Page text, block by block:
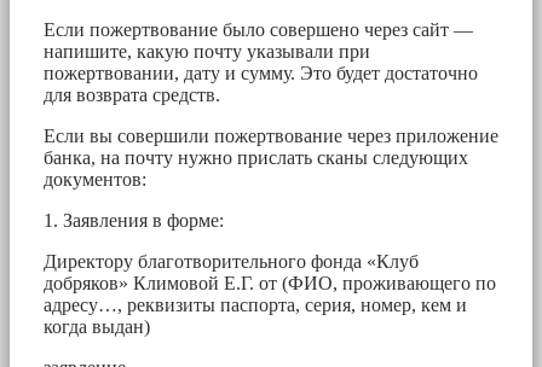
Если пожертвование было совершено через сайт —
напишите, какую почту указывали при
пожертвовании, дату и сумму. Это будет достаточно
для возврата средств.
Если вы совершили пожертвование через приложение
банка, на почту нужно прислать сканы следующих
документов:
1. Заявления в форме:
Директору благотворительного фонда «Клуб
добряков» Климовой Е.Г. от (ФИО, проживающего по
адресу…, реквизиты паспорта, серия, номер, кем и
когда выдан)